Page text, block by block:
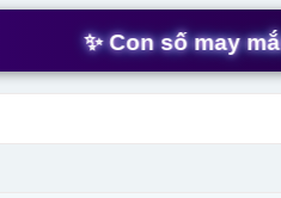
✨ Con số may mắn